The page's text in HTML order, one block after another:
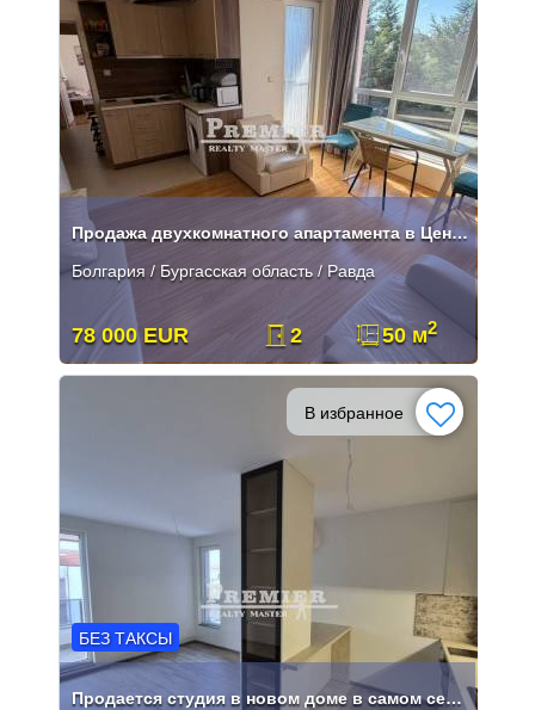
Продажа двухкомнатного апартамента в Центре Равды
Болгария / Бургасская область / Равда
78 000 EUR 2 50 м2
В избранное
БЕЗ ТАКСЫ
Продается студия в новом доме в самом сердце Равды.